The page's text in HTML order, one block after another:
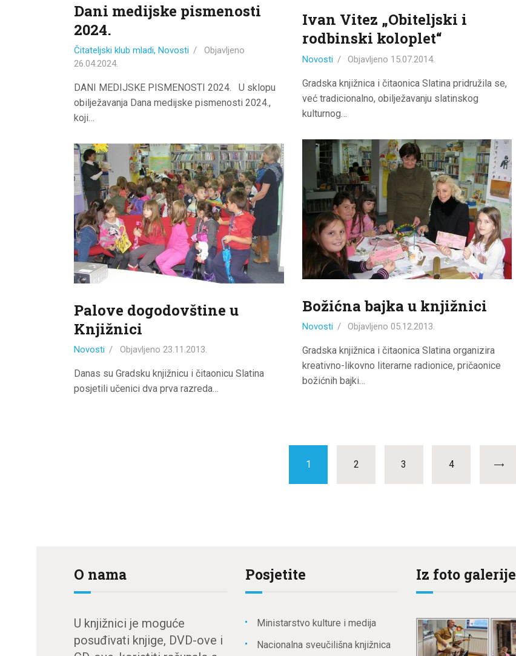
Dani medijske pismenosti
2024.
Čitateljski klub mladi, Novosti
Objavljeno
26.04.2024.
DANI MEDIJSKE PISMENOSTI 2024. U sklopu
obilježavanja Dana medijske pismenosti 2024.,
koji…
Ivan Vitez „Obiteljski i
rodbinski koloplet“
Novosti Objavljeno 15.07.2014.
Gradska knjižnica i čitaonica Slatina pridružila se,
već tradicionalno, obilježavanju slatinskog
kulturnog…
Božićna bajka u knjižnici
Novosti Objavljeno05.12.2013.
Gradska knjižnica i čitaonica Slatina organizira
kreativno-likovno literarne radionice, pričaonice
božićnih bajki…
Palove dogodovštine u
Knjižnici
Novosti Objavljeno 23.11.2013.
Danas su Gradsku knjižnicu i čitaonicu Slatina
posjetili učenici dva prva razreda…
PAGE
1 PAGE
2 PAGE
3 PAGE
4
O nama
U knjižnici je moguće
posuđivati knjige, DVD-ove i
Posjetite
Ministarstvo kulture i medija
Nacionalna sveučilišna knjižnica
Iz foto galerije